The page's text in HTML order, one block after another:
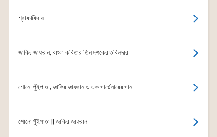
শ্রাবণবিদায়
জাকির জাফরান, বাংলা কবিতার তিন দশকের তবিলদার
শোনো পুঁইপাতা, জাকির জাফরান ও এক গার্ডেনারের গান
শোনো পুঁইপাতা || জাকির জাফরান